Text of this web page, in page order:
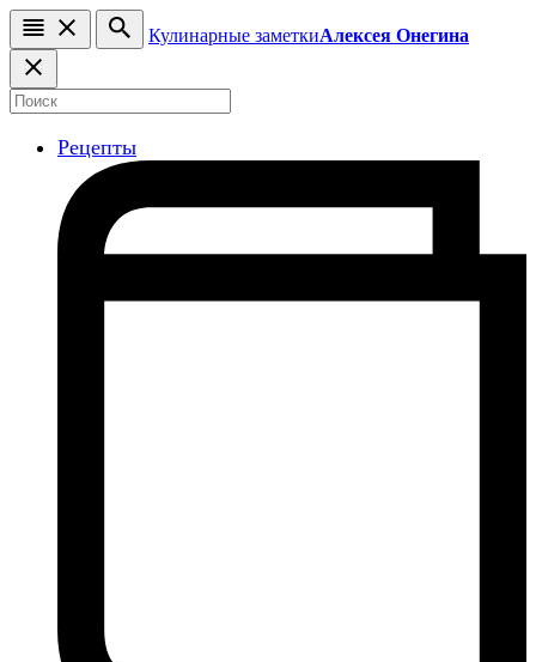
Кулинарные заметкиАлексея Онегина
Рецепты